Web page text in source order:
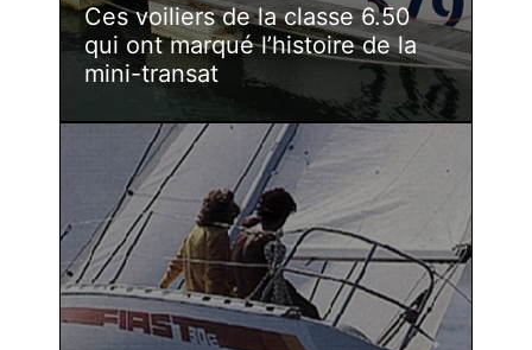
Ces voiliers de la classe 6.50
qui ont marqué l’histoire de la
mini-transat